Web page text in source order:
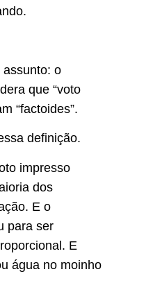
assunto: o
que “voto
“factoides”.
definição.
impresso
dos
E o
para ser
E
água no moinho